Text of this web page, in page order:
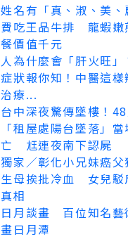
姓名有「真、淑、美、
費吃王品牛排 龍蝦嫩
餐價值千元
人為什麼會「肝火旺
症狀報你知！中醫這樣
治療...
台中深夜驚傳墜樓！
「租屋處陽台墜落」當
亡 尪連夜南下認屍
獨家／彰化小兄妹癌父
生母挨批冷血 女兒駁
真相
日月談畫 百位知名藝
畫日月潭